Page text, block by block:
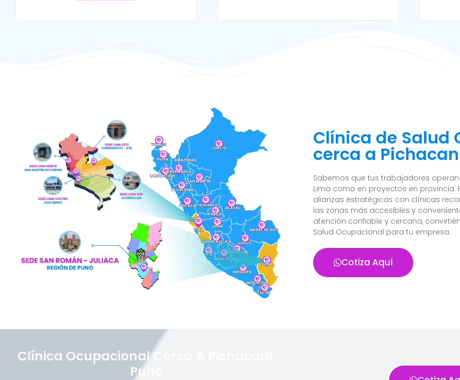
Clínica de Salud
cerca a
Sabemos que tus trabajadores
Lima como en proyectos en provincia.
alianzas estratégicas con clínicas
las zonas más accesibles y
atención confiable y cercana,
Salud Ocupacional para tu empresa.
Cotiza Aquí
Clínica Ocupacional Cerca A Pichacani,
Puno